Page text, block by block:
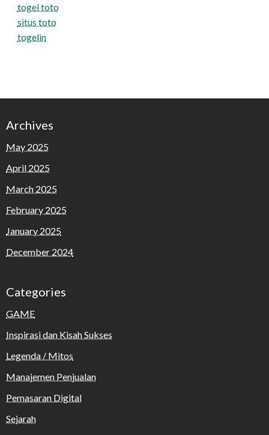
togel toto
situs toto
togelin
Archives
May 2025
April 2025
March 2025
February 2025
January 2025
December 2024
Categories
GAME
Inspirasi dan Kisah Sukses
Legenda / Mitos
Manajemen Penjualan
Pemasaran Digital
Sejarah